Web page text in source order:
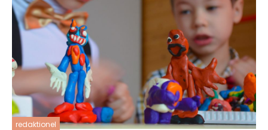
redaktionel